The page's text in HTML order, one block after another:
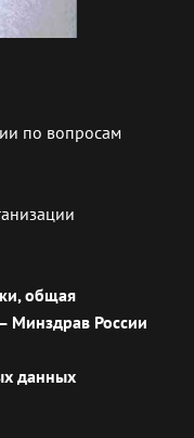
по вопросам
общая
Минздрав России
данных